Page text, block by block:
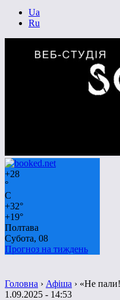
Ua
Ru
+28
°
C
+32°
+19°
Полтава
Субота, 08
Прогноз на тиждень
Головна › Афіша › «Не
1.09.2025 - 14:53